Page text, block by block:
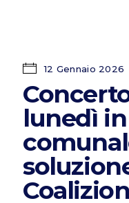
12 Gennaio 2026
lunedì